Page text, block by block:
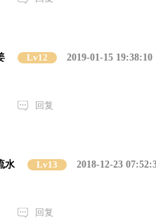
Lv12
2019-01-15 19:38:10
回复
水 Lv13
2018-12-23
回复